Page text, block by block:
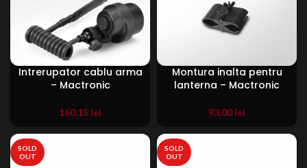
Intrerupator cablu arma
– Mactronic
160,15 lei
Montura inalta pentru
lanterna – Mactronic
93,00lei
SOLD
OUT
SOLD
OUT